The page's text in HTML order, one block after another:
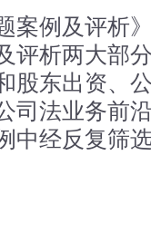
案例及评析
评析两大部
股东出资、
司法业务前
中经反复筛